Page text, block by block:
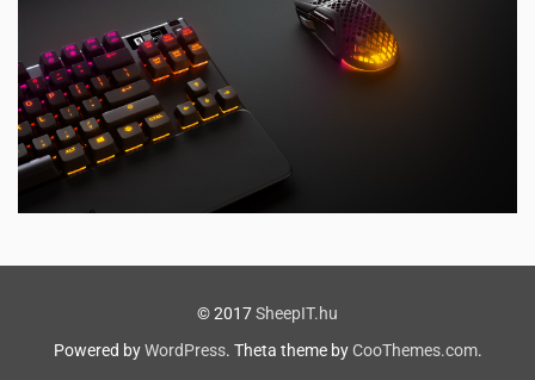
© 2017SheepIT.hu
Powered byWordPress. Theta theme by CooThemes.com.